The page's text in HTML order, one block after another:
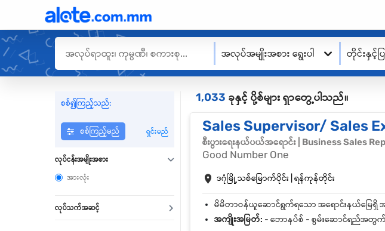
အလုပ်အမျိုးအစား ရွေးပါ တိုင်းနှင့်
စစ်၍ကြည့်သည်:
စစ်ကြည့်မည် ရှင်းမည်
လုပ်ငန်းအမျိုးအစား
အားလုံး
လုပ်သက်အဆင့်
1,033 ခုနှင့် ပို့စ်များ ရှာတွေ့ပါသည်။
Sales Supervisor/ Sales
စီးပွားရေးနယ်ပယ်အရောင်း | Business Sales
Good Number One
ဒဂုံမြို့သစ်မြောက်ပိုင်း | ရန်ကုန်တိုင်း
အကျိုးအမြတ်: - ဘောနပ်စ် - စွမ်းဆောင်ရည်အတွက်